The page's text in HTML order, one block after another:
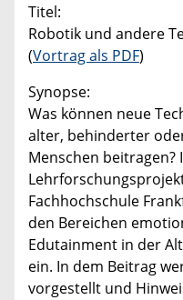
Titel:
Robotik und andere
(Vortrag als PDF)
Synopse:
Was können neue
alter, behinderter
Menschen beitragen?
Fachhochschule
den Bereichen
Edutainment in der
ein. In dem Beitrag
vorgestellt und